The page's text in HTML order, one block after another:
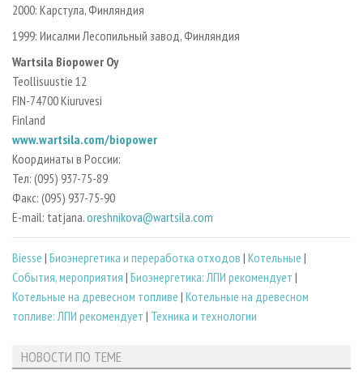
2000: Карстула, Финляндия
1999: Иисалми Лесопильный завод, Финляндия
Wartsila Biopower Oy
Teollisuustie 12
FIN-74700 Kiuruvesi
Finland
www.wartsila.com/biopower
Координаты в России:
Тел: (095) 937-75-89
Факс: (095) 937-75-90
E-mail: tatjana.oreshnikova@wartsila.com
Biesse | Биoэнергетика и переработка отходов | Котельные |
События, мероприятия | Биоэнергетика: ЛПИ рекомендует |
Котельные на древесном топливе | Котельные на древесном
топливе: ЛПИ рекомендует | Техника и технологии
НОВОСТИ ПО ТЕМЕ